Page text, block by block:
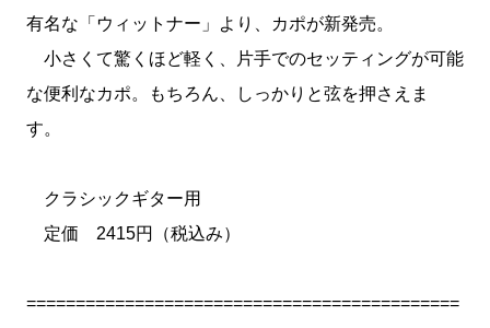
有名な「ウィットナー」より、カポが新発売。
小さくて驚くほど軽く、片手でのセッティングが可能
な便利なカポ。もちろん、しっかりと弦を押さえま
す。
クラシックギター用
定価 2415円（税込み）
============================================